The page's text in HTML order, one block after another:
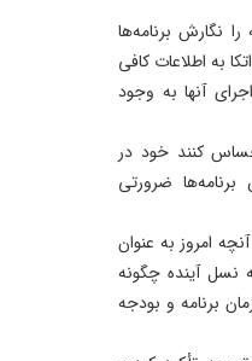
نگارش برنامه‌ها
به اطلاعات کافی
آنها به وجود
کنند خود در
ضرورتی
امروز به عنوان
نسل آینده چگونه
برنامه و بودجه